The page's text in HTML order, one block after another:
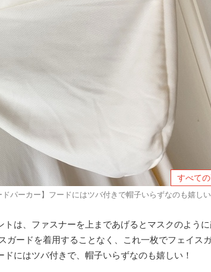
すべて
パーカー】フードにはツバ付きで帽子いらずなのも嬉しい
は、ファスナーを上まであげるとマスクのよう
ガードを着用することなく、これ一枚でフェイス
にはツバ付きで、帽子いらずなのも嬉しい！